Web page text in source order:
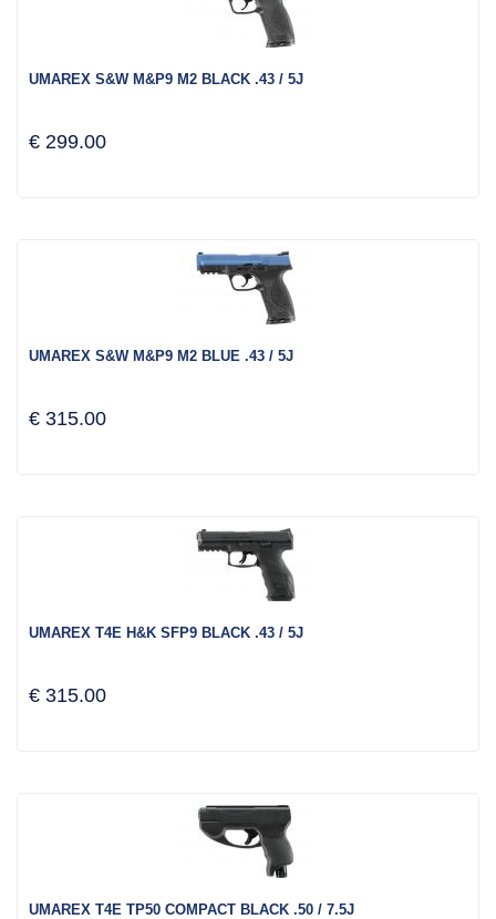
UMAREX S&W M&P9 M2 BLACK .43 / 5J
€ 299.00
UMAREX S&W M&P9 M2 BLUE .43 / 5J
€ 315.00
UMAREX T4E H&K SFP9 BLACK .43 / 5J
€ 315.00
UMAREX T4E TP50 COMPACT BLACK .50 / 7.5J